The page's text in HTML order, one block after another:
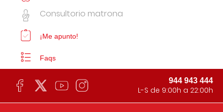
Consultorio matrona
¡Me apunto!
Faqs
944 943 444
L-S de 9:00h a 22:00h